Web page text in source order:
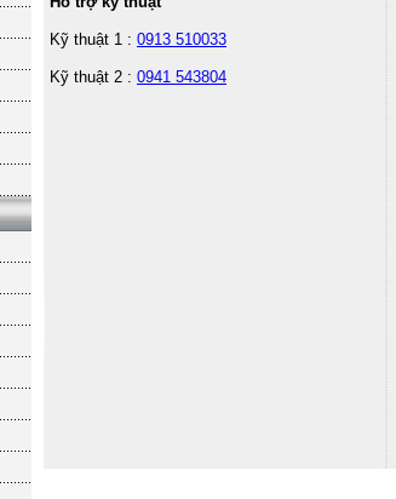
Kỹ thuật 1 : 0913 510033
Kỹ thuật 2 : 0941 543804